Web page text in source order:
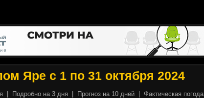
Яре с 1 по 31 октября 2024
Подробно на 3 дня Прогноз на 10 дней Фактическая погода